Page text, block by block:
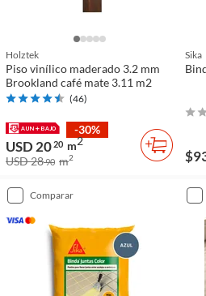
Holztek
Piso vinílico maderado 3.2 mm
Brookland café mate 3.11 m2
(46)
-30%
USD 2020 m2
USD 2890 m2
Sika
comparar